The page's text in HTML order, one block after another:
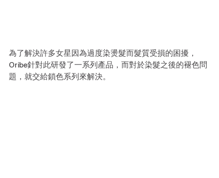
為了解決許多女星因為過度染燙髮而髮質受損的困擾，
Oribe針對此研發了一系列產品，而對於染髮之後的褪色問
題，就交給鎖色系列來解決。